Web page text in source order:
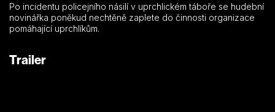
Po incidentu policejního násilí v uprchlickém táboře se hudební
novinářka poněkud nechtěně zaplete do činnosti organizace
pomáhající uprchlíkům.
Trailer